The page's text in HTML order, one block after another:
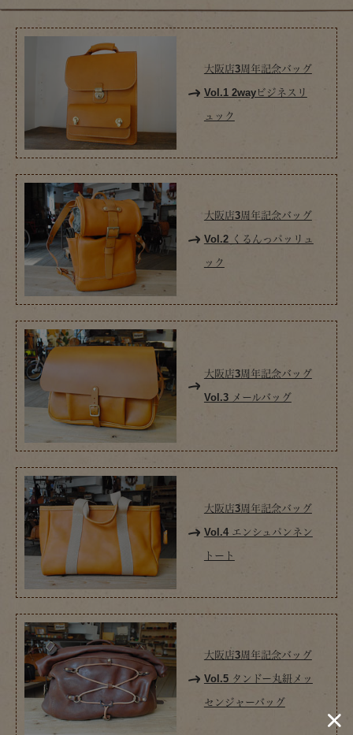
大阪店3周年記念バッグ
Vol.1 2wayビジネスリ
ュック
大阪店3周年記念バッグ
Vol.2 くるんっパッリュ
ック
大阪店3周年記念バッグ
Vol.3 メールバッグ
大阪店3周年記念バッグ
Vol.4 エンシュパンネン
トート
大阪店3周年記念バッグ
Vol.5 タンドー丸紐メッ
センジャーバッグ